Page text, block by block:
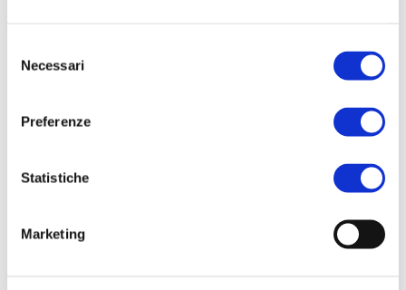
delNecessari
Preferenze
Statistiche
Marketing